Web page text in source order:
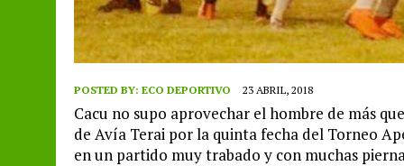
POSTED BY: ECO DEPORTIVO 23 ABRIL, 2018
Cacu no supo aprovechar el hombre de más
de Avía Terai por la quinta fecha del Torneo
en un partido muy trabado y con muchas